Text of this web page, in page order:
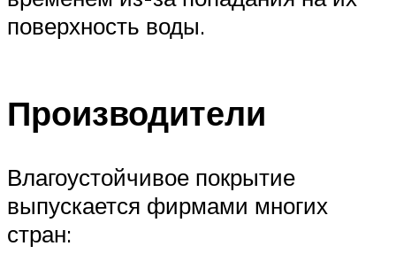
поверхность воды.
Производители
Влагоустойчивое покрытие
выпускается фирмами многих
стран: